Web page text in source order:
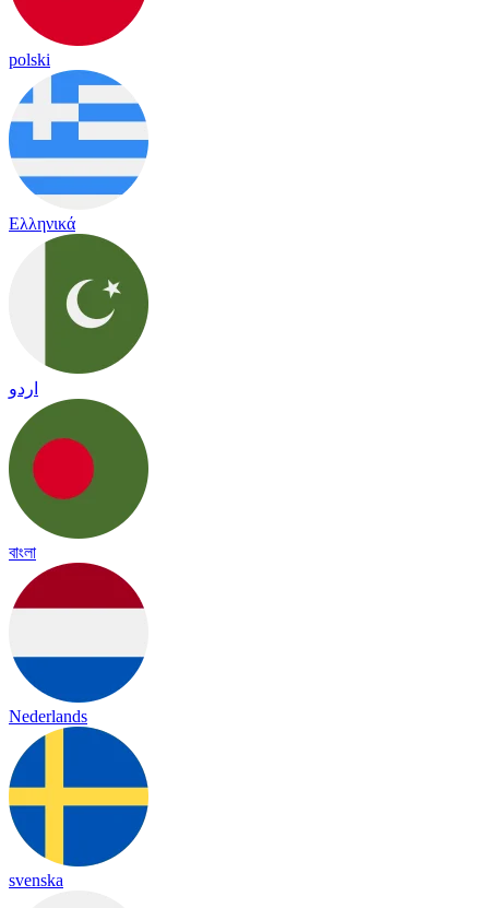
polski
Ελληνικά
اردو
বাংলা
Nederlands
svenska